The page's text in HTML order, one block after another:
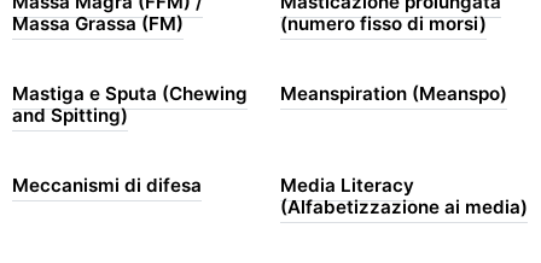
Massa Grassa (FM)
(numero fisso di morsi)
Mastiga e Sputa (Chewing
and Spitting)
Meanspiration (Meanspo)
Meccanismi di difesa
Media Literacy
(Alfabetizzazione ai media)